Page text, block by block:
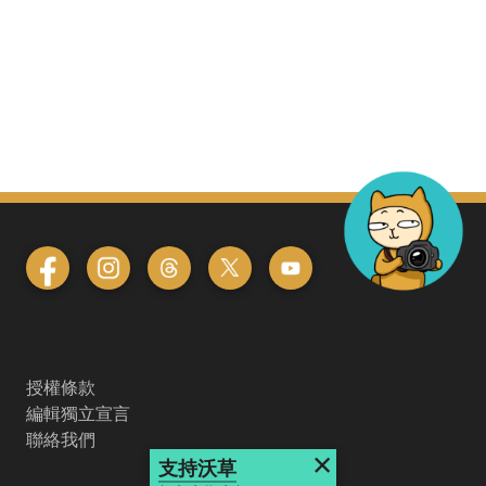
授權條款
編輯獨立宣言
聯絡我們
支持沃草 ×